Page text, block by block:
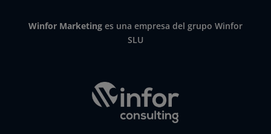
Winfor Marketinges una empresa del grupo Winfor
SLU